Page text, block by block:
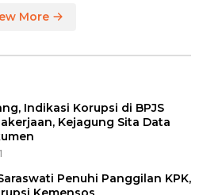
More
Indikasi Korupsi di BPJS
Kejagung Sita Data
Penuhi Panggilan KPK,